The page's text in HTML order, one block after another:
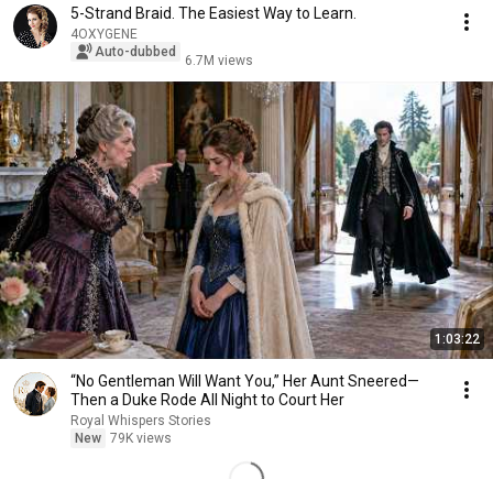
5-Strand Braid. The Easiest Way to Learn.
4OXYGENE
Auto-dubbed
6.7M views
1:03:22
“No Gentleman Will Want You,” Her Aunt Sneered—
Then a Duke Rode All Night to Court Her
Royal Whispers Stories
New 79K views